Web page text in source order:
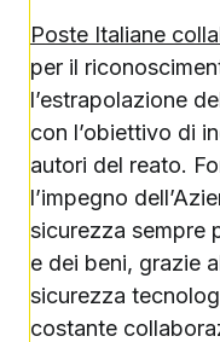
Poste Italiane
per il
l’estrapolazione
con l’obiettivo di
autori del reato.
l’impegno
sicurezza sempre
e dei beni, grazie
sicurezza
costante